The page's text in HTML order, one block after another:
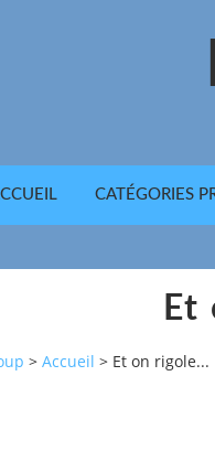
CATÉGORIES
Et
> Accueil > Et on rigole...